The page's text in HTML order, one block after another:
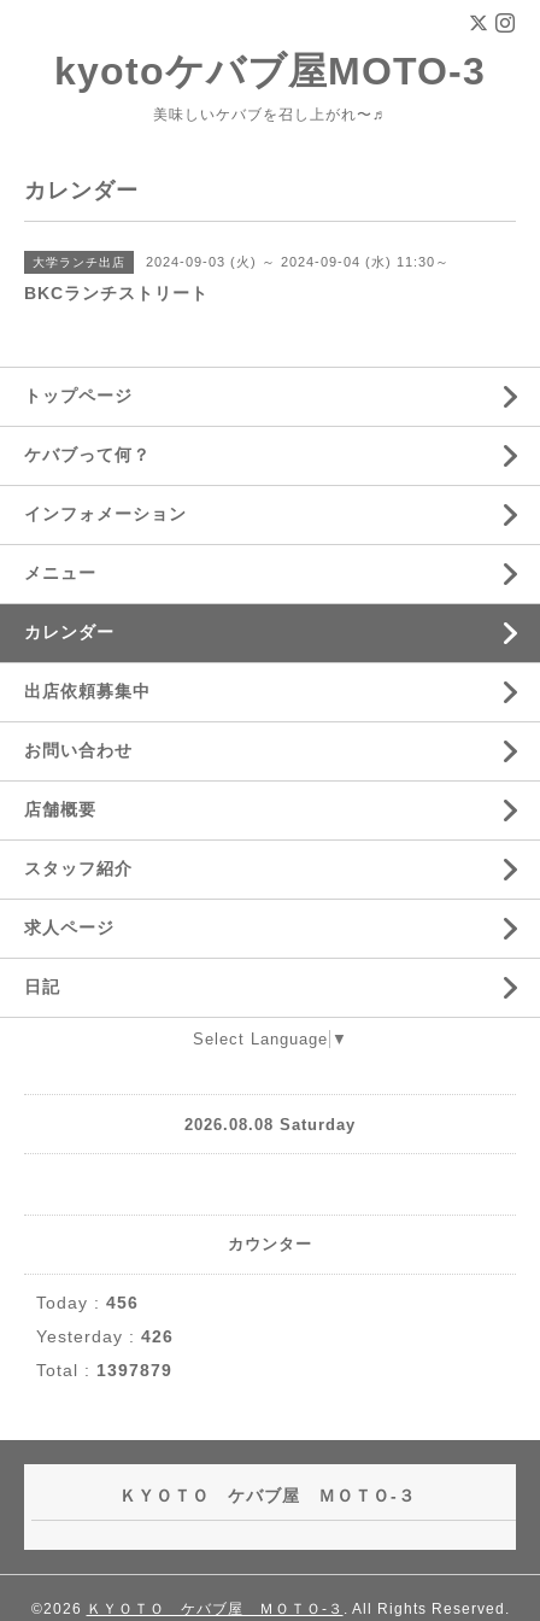
kyotoケバブ屋MOTO-3
美味しいケバブを召し上がれ〜♬
カレンダー
大学ランチ出店 2024-09-03 (火) ～ 2024-09-04 (水) 11:30～
BKCランチストリート
トップページ
ケバブって何？
インフォメーション
メニュー
カレンダー
出店依頼募集中
お問い合わせ
店舗概要
スタッフ紹介
求人ページ
日記
Select Language ▼
2026.08.08 Saturday
カウンター
Today : 456
Yesterday : 426
Total : 1397879
ＫＹＯＴＯ ケバブ屋 ＭＯＴＯ-３
©2026 ＫＹＯＴＯ ケバブ屋 ＭＯＴＯ-３ . All Rights Reserved.